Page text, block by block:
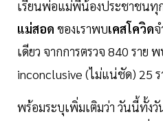
เรียนพ่อแม่พี่น้องประชาชน
แม่สอด ของเราพบเคสโควิด
เดียว จากการตรวจ 840 ราย
inconclusive (ไม่แน่ชัด)​ 25 ร
พร้อมระบุเพิ่มเติมว่า วันนี้ทั้ง